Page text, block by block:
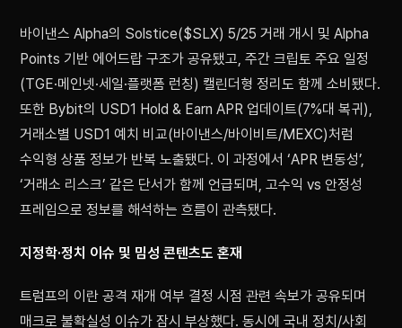
바이낸스 Alpha의 Solstice($SLX) 5/25 거래 개시 및 Alpha
Points 기반 에어드랍 구조가 공유됐고, 주간 크립토 주요 일정
(TGE·메인넷·세일·플랫폼 런칭) 캘린더형 정리도 함께 소비됐다.
또한 Bybit의 USD1 Hold & Earn APR 업데이트(7%대 복귀),
거래소별 USD1 예치 비교(바이낸스/바이비트/MEXC)처럼
수익형 상품 정보가 반복 노출됐다. 이 과정에서 ‘APR 변동성’,
‘거래소 리스크’ 같은 단서가 함께 언급되며, 고수익 vs 안정성
프레임으로 정보를 해석하는 흐름이 관측됐다.
지정학·정치 이슈 및 밈성 콘텐츠도 혼재
트럼프의 이란 공격 재개 여부 결정 시점 관련 속보가 공유되며
매크로 불확실성 이슈가 잠시 부상했다. 동시에 국내 정치/사회